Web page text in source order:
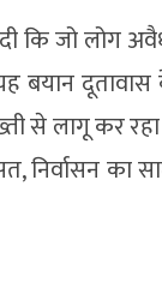
कि जो लोग
बयान
से लागू कर
निर्वासन का